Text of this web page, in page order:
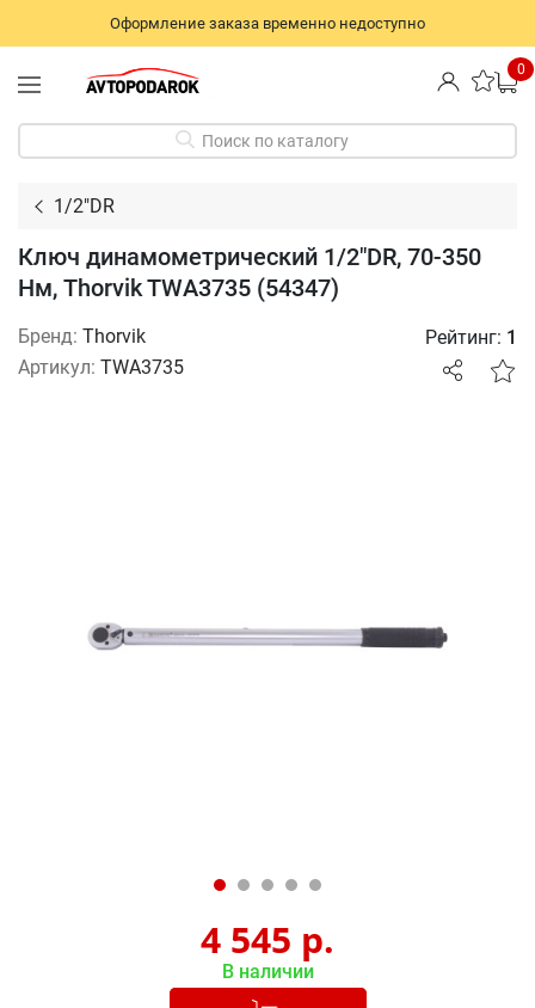
Оформление заказа временно недоступно
0
Поиск по каталогу
1/2"DR
Ключ динамометрический 1/2"DR, 70-350
Нм, Thorvik TWA3735 (54347)
Бренд: Thorvik
Артикул: TWA3735
Рейтинг: 1
4 545 р.
В наличии
Добавлено в корзину